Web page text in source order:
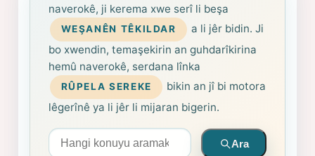
naverokê, ji kerema xwe serî li beşa
WEŞANÊN TÊKILDAR
a li jêr bidin. Ji
bo xwendin, temaşekirin an guhdarîkirina
hemû naverokê, serdana lînka
RÛPELA SEREKE
bikin an jî bi motora
lêgerînê ya li jêr li mijaran bigerin.
Arama yapın
Ara